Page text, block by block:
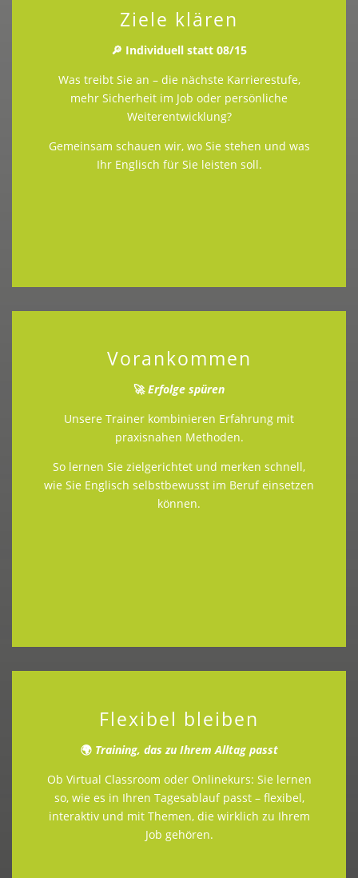
Ziele klären
🔎 Individuell statt 08/15
Was treibt Sie an – die nächste Karrierestufe,
mehr Sicherheit im Job oder persönliche
Weiterentwicklung?
Gemeinsam schauen wir, wo Sie stehen und was
Ihr Englisch für Sie leisten soll.
Vorankommen
🚀Erfolge spüren
Unsere Trainer kombinieren Erfahrung mit
praxisnahen Methoden.
So lernen Sie zielgerichtet und merken schnell,
wie Sie Englisch selbstbewusst im Beruf einsetzen
können.
Flexibel bleiben
🌍 Training, das zu Ihrem Alltag passt
Ob Virtual Classroom oder Onlinekurs: Sie lernen
so, wie es in Ihren Tagesablauf passt – flexibel,
interaktiv und mit Themen, die wirklich zu Ihrem
Job gehören.